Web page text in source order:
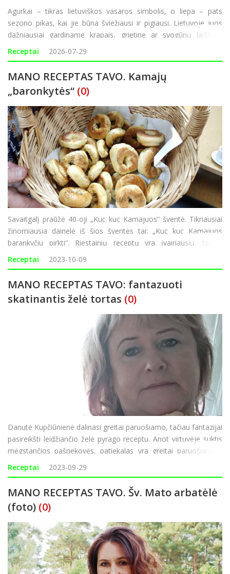
Agurkai – tikras lietuviškos vasaros simbolis, o liepa – pats
sezono pikas, kai jie būna šviežiausi ir pigiausi. Lietuvoje juos
dažniausiai gardiname krapais, grietine ar svogūnų laiškais,
tačiau kitose pasaulio virtuvėse agurkai derinami ir su sojų
padažu, sezamais,
Receptai 2026-07-29
MANO RECEPTAS TAVO. Kamajų
„baronkytės“ (0)
Savaitgalį praūžė 40-oji „Kuc kuc Kamajuos“ šventė. Tikriausiai
žinomiausia dainelė iš šios šventės tai: „Kuc kuc Kamajuos
barankyčiu pirkti“. Riestainių receptų yra įvairiausių, tačiau
originalųjį Kamajų „baronkyčių“ receptą pristatė A
Receptai 2023-10-09
MANO RECEPTAS TAVO: fantazuoti
skatinantis želė tortas (0)
Danutė Kupčiūnienė dalinasi greitai paruošiamo, tačiau fantazijai
pasireikšti leidžiančio želė pyrago receptu. Anot virtuvėje suktis
mėgstančios pašnekovės, patiekalas yra greitai paruošiamas,
tad puikiai tiks laukiant netikėtai užsukti nusprendusių svečių.
„Juk
Receptai 2023-09-29
MANO RECEPTAS TAVO. Šv. Mato arbatėlė
(foto) (0)